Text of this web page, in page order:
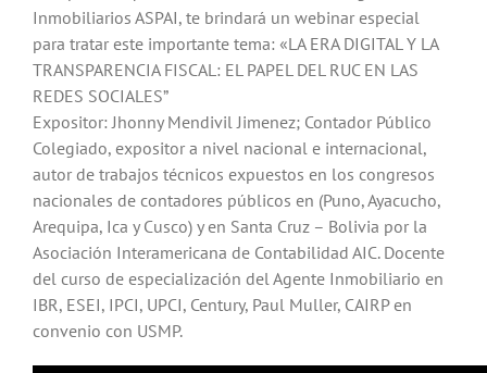
Inmobiliarios ASPAI, te brindará un webinar especial
para tratar este importante tema: «LA ERA DIGITAL Y LA
TRANSPARENCIA FISCAL: EL PAPEL DEL RUC EN LAS
REDES SOCIALES”
Expositor: Jhonny Mendivil Jimenez; Contador Público
Colegiado, expositor a nivel nacional e internacional,
autor de trabajos técnicos expuestos en los congresos
nacionales de contadores públicos en (Puno, Ayacucho,
Arequipa, Ica y Cusco) y en Santa Cruz – Bolivia por la
Asociación Interamericana de Contabilidad AIC. Docente
del curso de especialización del Agente Inmobiliario en
IBR, ESEI, IPCI, UPCI, Century, Paul Muller, CAIRP en
convenio con USMP.